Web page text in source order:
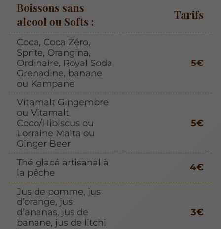
Boissons sans
alcool ou Softs :
Tarifs
Coca, Coca Zéro,
Sprite, Orangina,
Ordinaire, Royal Soda
Grenadine, banane
ou Kampane
5€
Vitamalt Gingembre
ou Vitamalt
Coco/Hibiscus ou
Lorraine Malta ou
Ginger Beer
5€
Thé glacé artisanal à
la pêche
4€
Jus de pomme, jus
d’orange, jus
d’ananas, jus de
banane, jus de litchi
3€